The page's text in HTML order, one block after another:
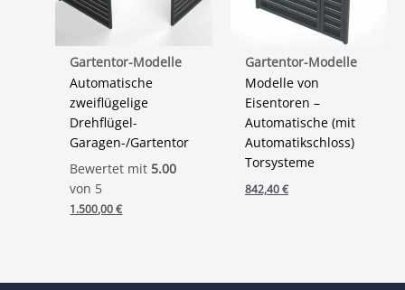
Gartentor-Modelle
Automatische
zweiflügelige
Drehflügel-
Garagen-/Gartentor
Bewertet mit 5.00
von 5
1.500,00€
Gartentor-Modelle
Modelle von
Eisentoren –
Automatische (mit
Automatikschloss)
Torsysteme
842,40€